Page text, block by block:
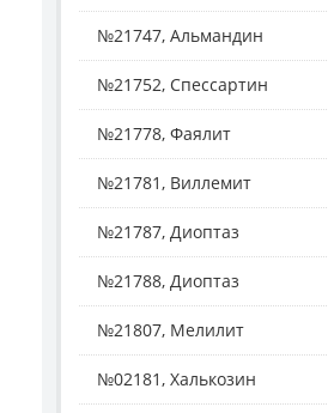
№21747, Альмандин
№21752, Спессартин
№21778, Фаялит
№21781, Виллемит
№21787, Диоптаз
№21788, Диоптаз
№21807, Мелилит
№02181, Халькозин